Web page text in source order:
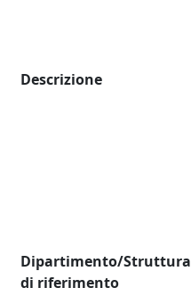
Descrizione
Dipartimento/Struttura
di riferimento